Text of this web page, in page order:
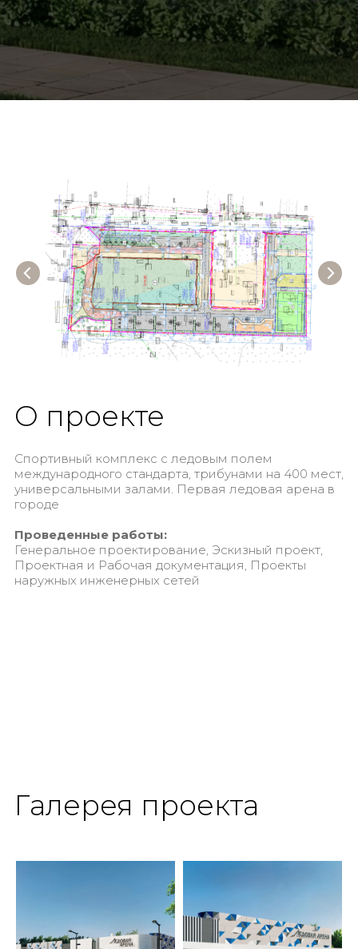
О проекте
Спортивный комплекс с ледовым полем
международного стандарта, трибунами на 400 мест,
универсальными залами. Первая ледовая арена в
городе
Проведенные работы:
Генеральное проектирование, Эскизный проект,
Проектная и Рабочая документация, Проекты
наружных инженерных сетей
Галерея проекта